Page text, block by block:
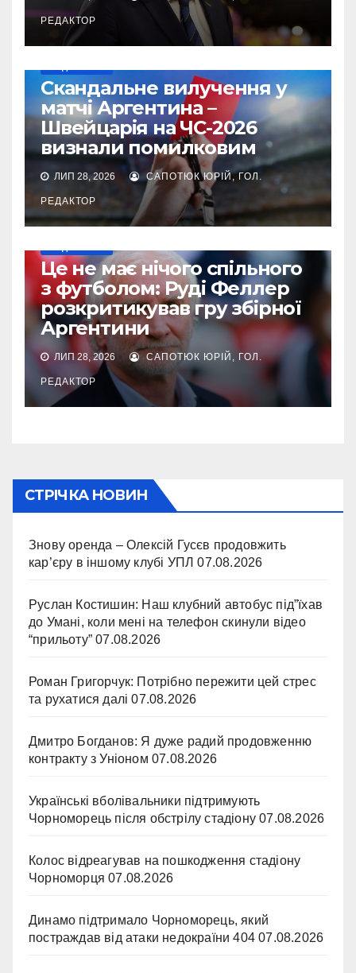
РЕДАКТОР
Cкандальне вилучення у
матчі Аргентина –
Швейцарія на ЧС-2026
визнали помилковим
ЛИП 28, 2026 САПОТЮК ЮРІЙ, ГОЛ.
РЕДАКТОР
Це не має нічого спільного
з футболом: Руді Феллер
розкритикував гру збірної
Аргентини
ЛИП 28, 2026 САПОТЮК ЮРІЙ, ГОЛ.
РЕДАКТОР
СТРІЧКА НОВИН
Знову оренда – Олексій Гусєв продовжить
кар’єру в іншому клубі УПЛ 07.08.2026
Руслан Костишин: Наш клубний автобус під”їхав
до Умані, коли мені на телефон скинули відео
“прильоту” 07.08.2026
Роман Григорчук: Потрібно пережити цей стрес
та рухатися далі 07.08.2026
Дмитро Богданов: Я дуже радий продовженню
контракту з Уніоном 07.08.2026
Українські вболівальники підтримують
Чорноморець після обстрілу стадіону 07.08.2026
Колос відреагував на пошкодження стадіону
Чорноморця 07.08.2026
Динамо підтримало Чорноморець, який
постраждав від атаки недокраїни 404 07.08.2026